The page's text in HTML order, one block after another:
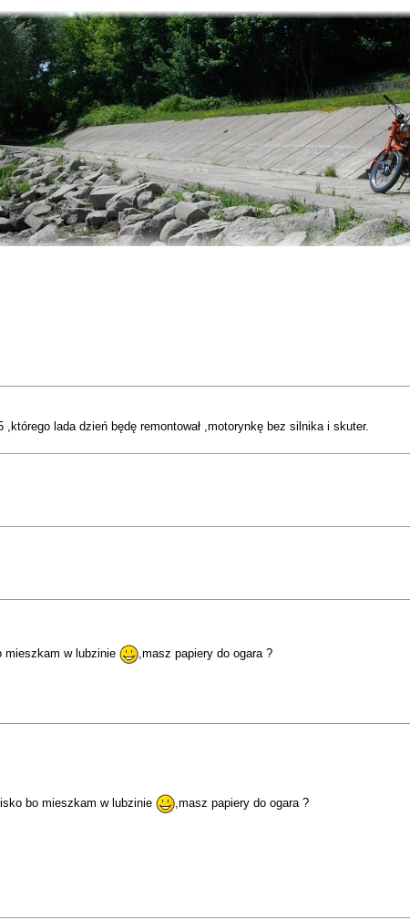
lada dzień będę remontował ,motorynkę bez silnika i skuter.
mieszkam w lubzinie ,masz papiery do ogara ?
bo mieszkam w lubzinie ,masz papiery do ogara ?